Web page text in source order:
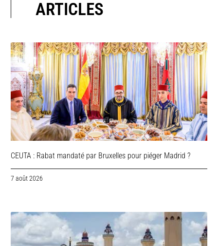
ARTICLES
CEUTA : Rabat mandaté par Bruxelles pour piéger Madrid ?
7 août 2026